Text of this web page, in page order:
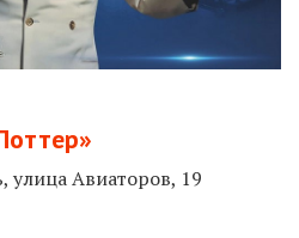
улица Авиаторов, 19